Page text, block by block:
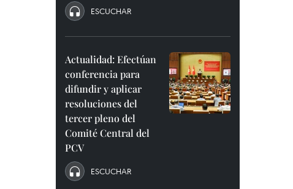
ESCUCHAR
Actualidad: Efectúan
conferencia para
difundir y aplicar
resoluciones del
tercer pleno del
Comité Central del
PCV
ESCUCHAR